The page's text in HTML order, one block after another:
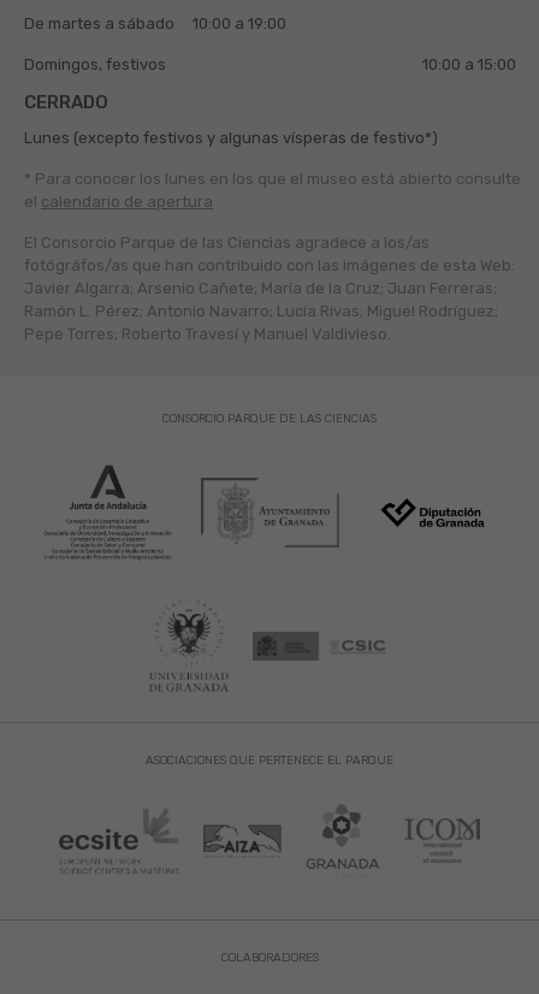
De martes a sábado 10:00 a 19:00
Domingos, festivos 10:00 a 15:00
CERRADO
Lunes (excepto festivos y algunas vísperas de festivo*)
* Para conocer los lunes en los que el museo está abierto consulte
el calendario de apertura
El Consorcio Parque de las Ciencias agradece a los/as
fotógráfos/as que han contribuido con las imágenes de esta Web:
Javier Algarra; Arsenio Cañete; María de la Cruz; Juan Ferreras;
Ramón L. Pérez; Antonio Navarro; Lucía Rivas; Miguel Rodríguez;
Pepe Torres; Roberto Travesí y Manuel Valdivieso.
ASOCIACIONES QUE PERTENECE EL PARQUE
CONSORCIO PARQUE DE LAS CIENCIAS
COLABORADORES